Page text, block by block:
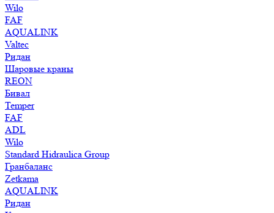
Wilo
FAF
AQUALINK
Valtec
Ридан
Шаровые краны
REON
Бивал
Temper
FAF
ADL
Wilo
Standard Hidraulica Group
Гранбаланс
Zetkama
AQUALINK
Ридан